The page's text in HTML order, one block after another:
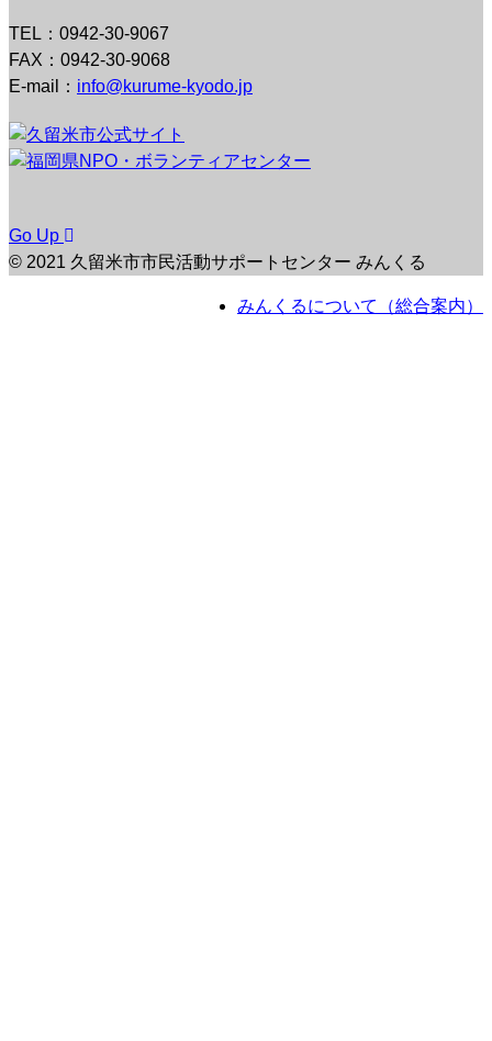
TEL：0942-30-9067
FAX：0942-30-9068
E-mail： info@kurume-kyodo.jp
Go Up
© 2021 久留米市市民活動サポートセンター みんくる
みんくるについて（総合案内）